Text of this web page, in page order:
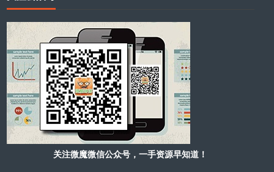
关注微魔微信公众号，一手资源早知道！